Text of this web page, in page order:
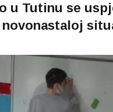
u Tutinu se
novonastaloj